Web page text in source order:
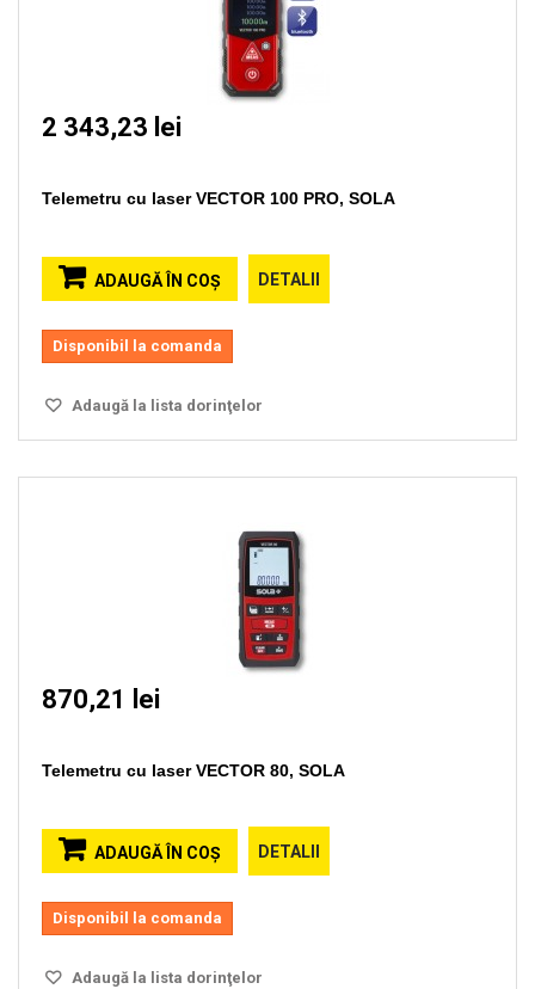
2 343,23 lei
Telemetru cu laser VECTOR 100 PRO, SOLA
ADAUGĂ ÎN COŞ DETALII
Disponibil la comanda
Adaugă la lista dorinţelor
870,21 lei
Telemetru cu laser VECTOR 80, SOLA
ADAUGĂ ÎN COŞ DETALII
Disponibil la comanda
Adaugă la lista dorinţelor